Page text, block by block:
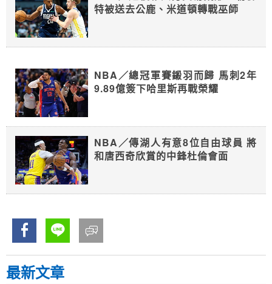
特被送去公鹿、米道頓轉戰巫師
NBA／總冠軍賽鎩羽而歸 馬刺2年
9.89億簽下哈里斯再戰榮耀
NBA／傳湖人有意8位自由球員 將
和唐西奇欣賞的中鋒杜倫會面
最新文章